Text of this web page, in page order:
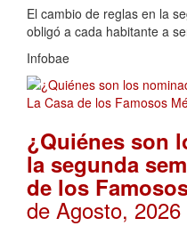
El cambio de reglas en la
obligó a cada habitante a
Infobae
¿Quiénes son
la segunda
de los
de Agosto,